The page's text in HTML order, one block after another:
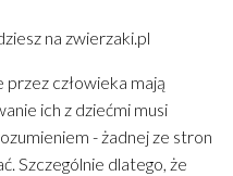
na zwierzaki.pl
człowieka mają
ich z dziećmi musi
- żadnej ze stron
Szczególnie dlatego, że